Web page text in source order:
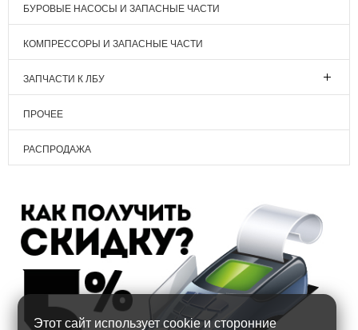
БУРОВЫЕ НАСОСЫ И ЗАПАСНЫЕ ЧАСТИ
КОМПРЕССОРЫ И ЗАПАСНЫЕ ЧАСТИ
ЗАПЧАСТИ К ЛБУ
ПРОЧЕЕ
РАСПРОДАЖА
Этот сайт использует cookie и сторонние